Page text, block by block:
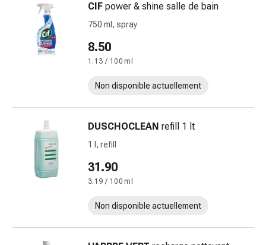
Gastro-
intestinal
Diarrhée
Hémorroïdes
d'estomac
vomissements
Digestion,
crampes
Constipation
médicaux
de
CIF power & shine salle de bain
750 ml, spray
8.50
1.13 / 100 ml
Non disponible actuellement
DUSCHOCLEAN refill 1 lt
1 l, refill
31.90
3.19 / 100 ml
Non disponible actuellement